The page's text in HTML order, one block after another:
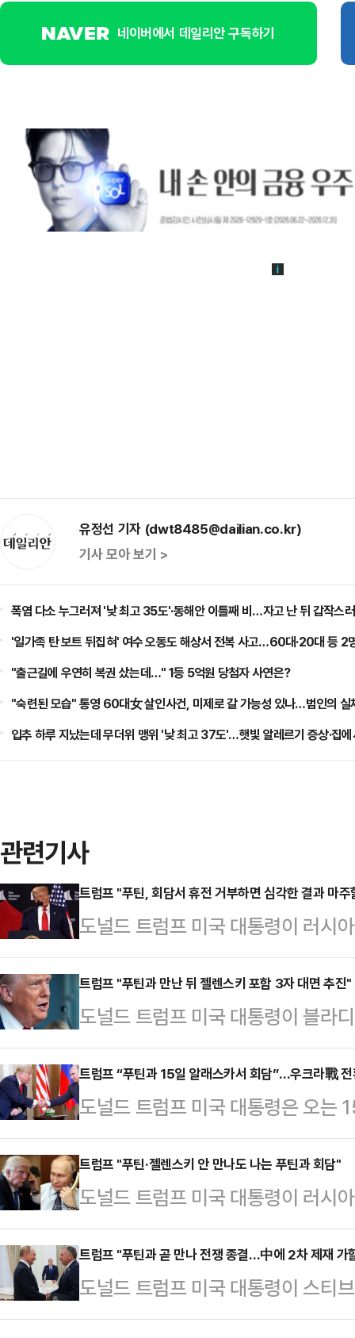
네이버에서 데일리안 구독하기
유정선 기자 (dwt8485@dailian.co.kr)
기사 모아 보기 >
폭염 다소 누그러져 '낮 최고 35도'·동해안 이틀째 비…자고 난 뒤 갑작스
'일가족 탄 보트 뒤집혀' 여수 오동도 해상서 전복 사고…60대·20대 등 2
"출근길에 우연히 복권 샀는데…" 1등 5억원 당첨자 사연은?
"숙련된 모습" 통영 60대女 살인사건, 미제로 갈 가능성 있나…범인의 실
입추 하루 지났는데 무더위 맹위 '낮 최고 37도'…햇빛 알레르기 증상·집
관련기사
트럼프 "푸틴, 회담서 휴전 거부하면 심각한 결과 마주
도널드 트럼프 미국 대통령이 러시
를 치를 것이라고 경고했다.로이터
지시간) 워싱턴DC 백악관에서 기
되면 우리는 빠르게 두 번째 회담을
고싶다. 푸틴 대통령과 볼로디미르
회담을 열 것이다"고 말했다.이어 '
어떤 결과와 마주하게 되는가'는 질
푸틴 대통령이 평화를…
트럼프 "푸틴과 만난 뒤 젤렌스키 포함 3자 대면 추진"
도널드 트럼프 미국 대통령이 블라
·러시아·우크라이나 3자 정상회담
트럼프 대통령은 11일(현지시간)
"나는 푸틴 대통령에게 전쟁을 끝
대화가 될 것"이라며 "회담 뒤 즉시,
유럽 정상들과 전화할 것"이라고
크라이나 대통령과도 통화할 것이
아니지만, 나는 가…
트럼프 “푸틴과 15일 알래스카서 회담”…우크라戰
도널드 트럼프 미국 대통령은 오는
미르 푸틴 러시아 대통령과 우크라
일 밝혔다. 이번 정상회담 개최를
전쟁이 분수령을 맞을지 주목된다.
은 이날 저녁 자신 소유의 소셜미
기다려온 푸틴 대통령과 회담이 다
주에서 열릴 예정”이라며 “상세한
다.러시아 관영 타스통…
트럼프 "푸틴·젤렌스키 안 만나도 나는 푸틴과 회담"
도널드 트럼프 미국 대통령이 러시
없이 블라디미르 푸틴 러시아 대통
따르면 트럼프 대통령은 7일(현지
틴 대통령이 볼로디미르 젤렌스키
가'라는 질문에 "그렇지 않다"고 답
트럼프 "푸틴과 곧 만나 전쟁 종결…中에 2차 제재 가
도널드 트럼프 미국 대통령이 스티
러시아 대통령의 회담에 대해 "큰